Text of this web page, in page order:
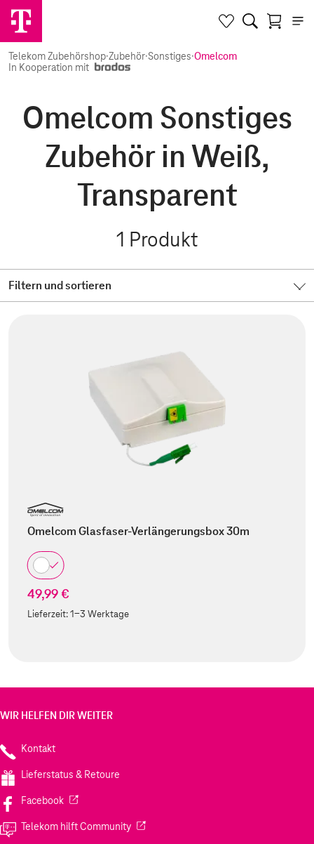
Telekom Zubehörshop·Zubehör·Sonstiges·Omelcom
In Kooperation mit
Omelcom Sonstiges
Zubehör in Weiß,
Transparent
1 Produkt
Filtern und sortieren
Omelcom Glasfaser-Verlängerungsbox 30m
49,99 €
Lieferzeit:1-3 Werktage
WIR HELFEN DIR WEITER
Kontakt
Lieferstatus & Retoure
Facebook(Wird in einem neuen Tab geöffnet)
Telekom hilft Community(Wird in einem neuen Tab geöffnet)